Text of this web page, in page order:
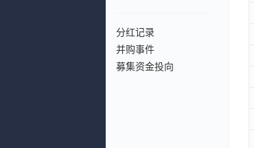
分红记录
并购事件
募集资金投向